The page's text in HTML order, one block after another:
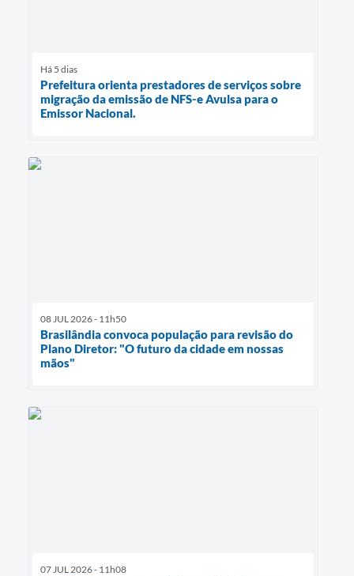
Há 5 dias
Prefeitura orienta prestadores de serviços sobre
migração da emissão de NFS-e Avulsa para o
Emissor Nacional.
08 JUL 2026 - 11h50
Brasilândia convoca população para revisão do
Plano Diretor: "O futuro da cidade em nossas
mãos"
07 JUL 2026 - 11h08